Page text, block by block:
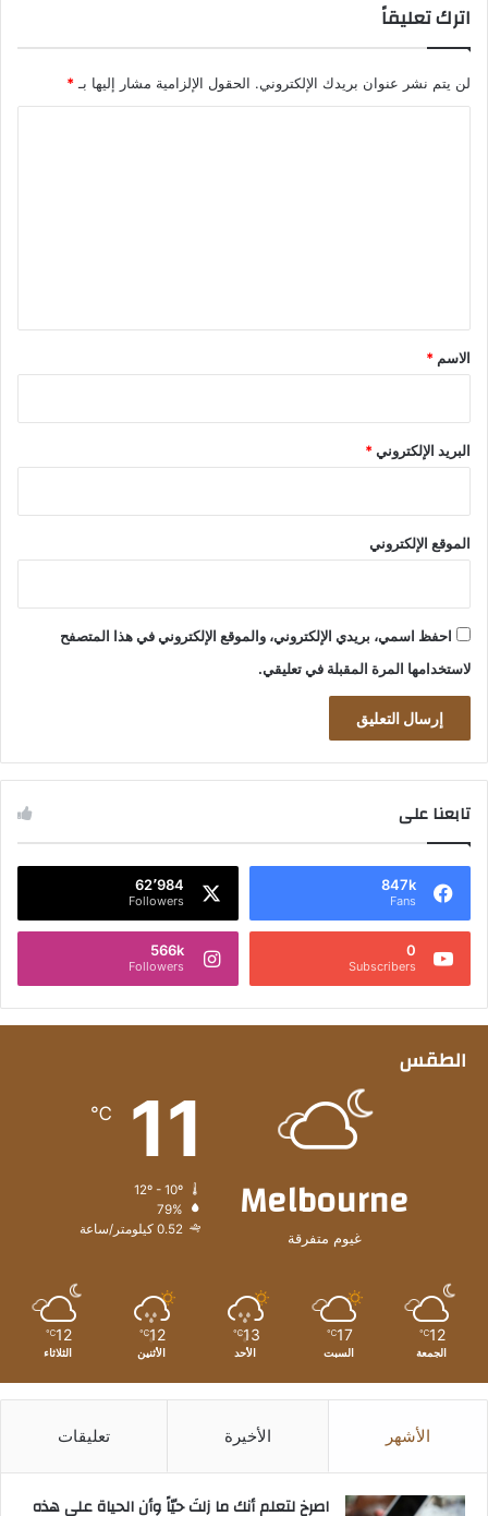
اترك تعليقاً
لن يتم نشر عنوان بريدك الإلكتروني. الحقول الإلزامية مشار إليها بـ *
*
الاسم *
البريد الإلكتروني*
الموقع الإلكتروني
احفظ اسمي، بريدي الإلكتروني، والموقع الإلكتروني في هذا المتصفح
لاستخدامها المرة المقبلة في تعليقي.
تابعنا على
847k
Fans
62٬984
Followers
0
Subscribers
566k
Followers
الطقس
Melbourne
غيوم متفرقة
11
℃
79%
0.52 كيلومتر/ساعة
12
℃
الجمعة
17
℃
السبت
13
℃
الأحد
12
℃
الأثنين
12
℃
الثلاثاء
الأشهر الأخيرة تعليقات
‫اصرخ لتعلم أنك ما زلتَ حيّاً وأن الحياة على هذه